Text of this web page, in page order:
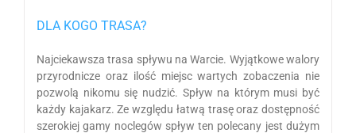
DLA KOGO TRASA?
Najciekawsza trasa spływu na Warcie. Wyjątkowe walory
przyrodnicze oraz ilość miejsc wartych zobaczenia nie
pozwolą nikomu się nudzić. Spływ na którym musi być
każdy kajakarz. Ze względu łatwą trasę oraz dostępność
szerokiej gamy noclegów spływ ten polecany jest dużym